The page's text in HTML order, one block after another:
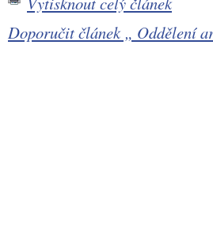
Doporučit článek „ Oddělení